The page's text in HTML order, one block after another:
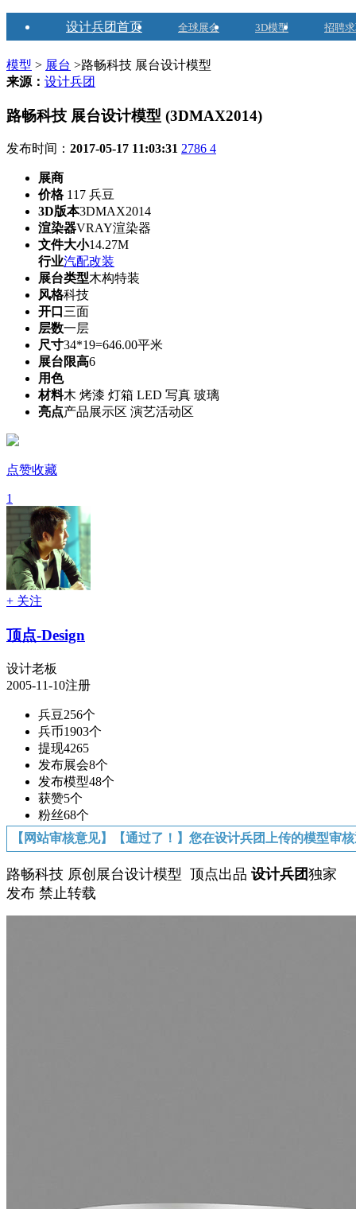
设计兵团首页 全球展会 3D模型 招聘
模型 > 展台 >路畅科技 展台设计模型
来源： 设计兵团
路畅科技 展台设计模型 (3DMAX2014)
发布时间： 2017-05-17 11:03:31 2786 4
展商
价格117 兵豆
3D版本3DMAX2014
渲染器VRAY渲染器
文件大小14.27M
行业汽配改装
展台类型木构特装
风格科技
开口 三面
层数一层
尺寸34*19=646.00平米
展台限高6
用色
材料木 烤漆 灯箱 LED 写真 玻璃
亮点产品展示区 演艺活动区
点赞收藏
1
+ 关注
顶点-Design
设计老板
2005-11-10注册
兵豆256个
兵币1903个
提现4265
发布展会8个
发布模型48个
获赞5个
粉丝68个
【网站审核意见】【通过了！】您在设计兵团上传的模型审
路畅科技 原创展台设计模型 顶点出品 设计兵团独家
发布 禁止转载